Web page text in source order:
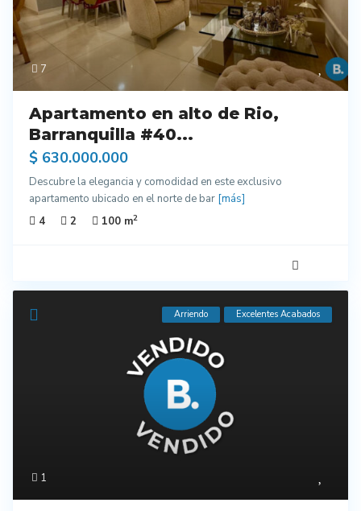
7
Apartamento en alto de Rio,
Barranquilla #40...
$ 630.000.000
Descubre la elegancia y comodidad en este exclusivo
apartamento ubicado en el norte de bar [más]
4
2 100 m2
1
Arriendo Excelentes Acabados